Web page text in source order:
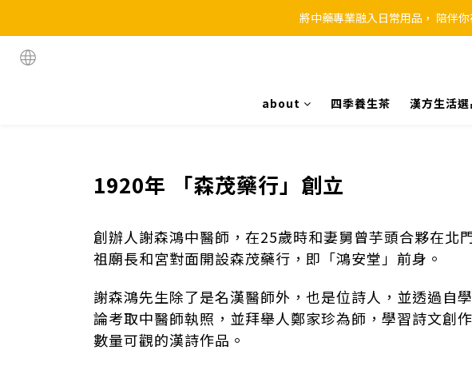
將中藥專業融入日常用品， 陪伴
about 四季養生茶 漢方生活選
1920年 「森茂藥行」創立
創辦人謝森鴻中醫師，在25歲時和妻舅曾芋頭合夥在北
祖廟長和宮對面開設森茂藥行，即「鴻安堂」前身。
謝森鴻先生除了是名漢醫師外，也是位詩人，並透過自
論考取中醫師執照，並拜舉人鄭家珍為師，學習詩文創
數量可觀的漢詩作品。